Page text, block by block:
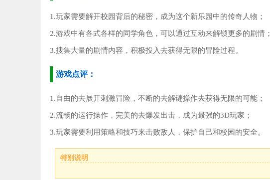
1.玩家需要解开校园背后的秘密，成为这个新乐园中的传奇人物；
2.游戏中有各式各样的同学角色，可以通过互动来解锁更多的剧情；
3.搜集大量的剧情内容，积极投入去获得无限的冒险过程。
游戏点评：
1.自由的去展开刺激冒险，不断的去解谜操作去获得无限的可能；
2.流畅的运行操作，完美的去爆发出击，成为最强的3D玩家；
3.玩家需要利用策略和技巧来击败敌人，保护自己和校园的安全。
特别说明